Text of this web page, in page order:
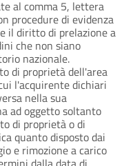
al comma 5, lettera
procedure di evidenza
il diritto di prelazione a
che non siano
nazionale.
di proprietà dell'area
l'acquirente dichiari
nella sua
ad oggetto soltanto
di proprietà o di
quanto disposto dai
e rimozione a carico